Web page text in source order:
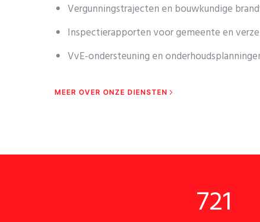
Vergunningstrajecten en bouwkundige
Inspectierapporten voor gemeente en
VvE-ondersteuning en
MEER OVER ONZE DIENSTEN
721